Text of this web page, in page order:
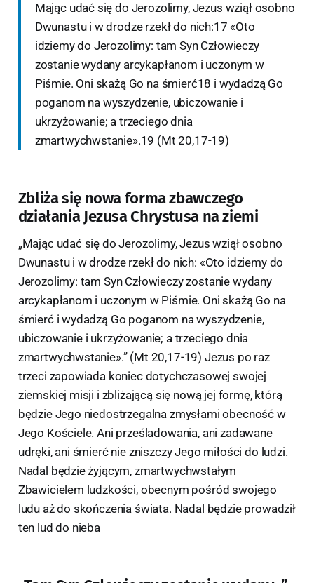
Mając udać się do Jerozolimy, Jezus wziął osobno
Dwunastu i w drodze rzekł do nich:17 «Oto
idziemy do Jerozolimy: tam Syn Człowieczy
zostanie wydany arcykapłanom i uczonym w
Piśmie. Oni skażą Go na śmierć18 i wydadzą Go
poganom na wyszydzenie, ubiczowanie i
ukrzyżowanie; a trzeciego dnia
zmartwychwstanie».19 (Mt 20,17-19)
Zbliża się nowa forma zbawczego
działania Jezusa Chrystusa na ziemi
„Mając udać się do Jerozolimy, Jezus wziął osobno
Dwunastu i w drodze rzekł do nich: «Oto idziemy do
Jerozolimy: tam Syn Człowieczy zostanie wydany
arcykapłanom i uczonym w Piśmie. Oni skażą Go na
śmierć i wydadzą Go poganom na wyszydzenie,
ubiczowanie i ukrzyżowanie; a trzeciego dnia
zmartwychwstanie».” (Mt 20,17-19) Jezus po raz
trzeci zapowiada koniec dotychczasowej swojej
ziemskiej misji i zbliżającą się nową jej formę, którą
będzie Jego niedostrzegalna zmysłami obecność w
Jego Kościele. Ani prześladowania, ani zadawane
udręki, ani śmierć nie zniszczy Jego miłości do ludzi.
Nadal będzie żyjącym, zmartwychwstałym
Zbawicielem ludzkości, obecnym pośród swojego
ludu aż do skończenia świata. Nadal będzie prowadził
ten lud do nieba